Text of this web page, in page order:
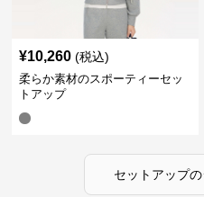
¥10,260 (税込)
柔らか素材のスポーティーセッ
トアップ
セットアップの